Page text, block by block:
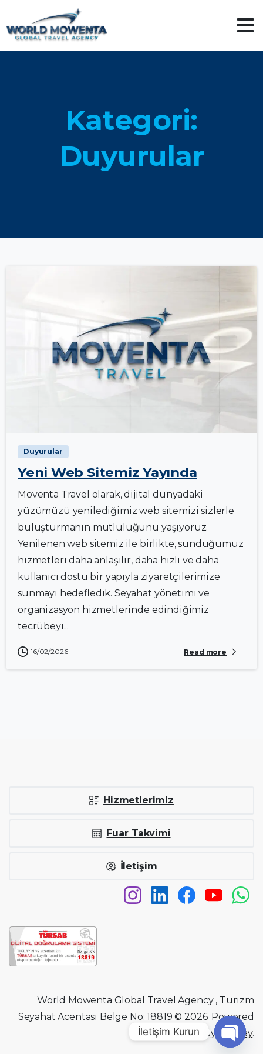
Kategori:
Duyurular
Duyurular
Yeni Web Sitemiz Yayında
Moventa Travel olarak, dijital dünyadaki
yüzümüzü yenilediğimiz web sitemizi sizlerle
buluşturmanın mutluluğunu yaşıyoruz.
Yenilenen web sitemiz ile birlikte, sunduğumuz
hizmetleri daha anlaşılır, daha hızlı ve daha
kullanıcı dostu bir yapıyla ziyaretçilerimize
sunmayı hedefledik. Seyahat yönetimi ve
organizasyon hizmetlerinde edindiğimiz
tecrübeyi...
16/02/2026 Read more
Hizmetlerimiz
Fuar Takvimi
İletişim
World Mowenta Global Travel Agency , Turizm
Seyahat Acentası Belge No: 18819 © 2026. Powered
by Fidetay.
İletişim Kurun